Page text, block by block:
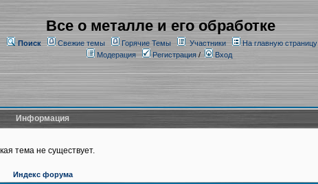
Все о металле и его обработке
Поиск Свежие темы Горячие Темы Участники
На главную страницу
Модерация
Регистрация/ Вход
Информация
тема не существует.
Индекс форума